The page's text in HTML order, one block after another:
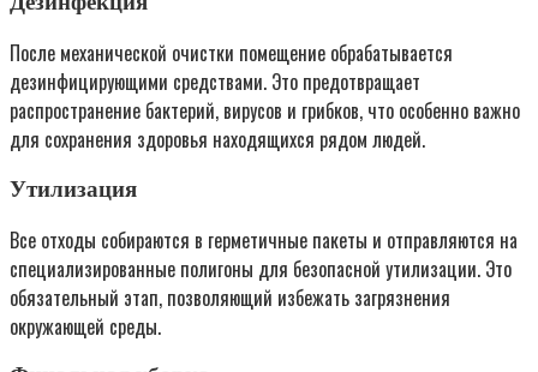
После механической очистки помещение обрабатывается
дезинфицирующими средствами. Это предотвращает
распространение бактерий, вирусов и грибков, что особенно важно
для сохранения здоровья находящихся рядом людей.
Утилизация
Все отходы собираются в герметичные пакеты и отправляются на
специализированные полигоны для безопасной утилизации. Это
обязательный этап, позволяющий избежать загрязнения
окружающей среды.